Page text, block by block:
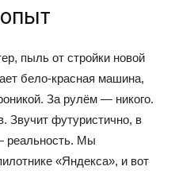
пыль от стройки новой
бело-красная машина,
За рулём — никого.
Звучит футуристично, в
реальность. Мы
«Яндекса», и вот